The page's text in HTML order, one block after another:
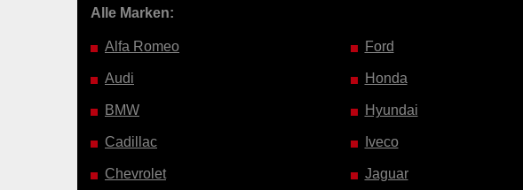
Alle Marken:
Alfa Romeo
Audi
BMW
Cadillac
Chevrolet
Ford
Honda
Hyundai
Iveco
Jaguar